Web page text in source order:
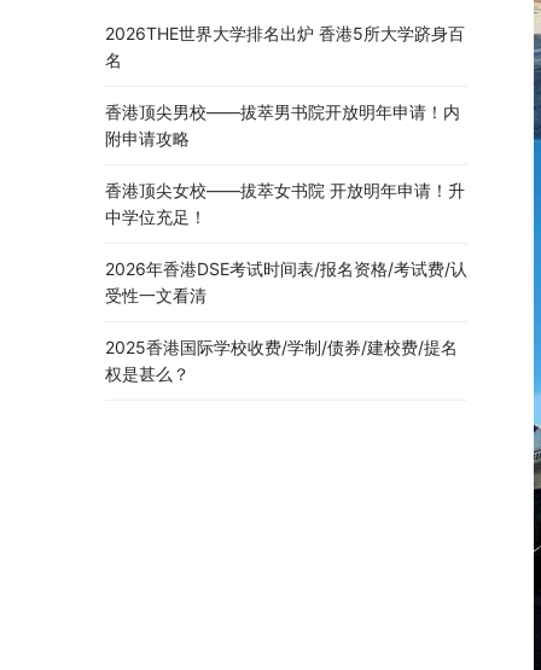
2026THE世界大学排名出炉 香港5所大学跻身百
名
香港顶尖男校——拔萃男书院开放明年申请！内
附申请攻略
香港顶尖女校——拔萃女书院 开放明年申请！升
中学位充足！
2026年香港DSE考试时间表/报名资格/考试费/认
受性一文看清
2025香港国际学校收费/学制/债券/建校费/提名
权是甚么？